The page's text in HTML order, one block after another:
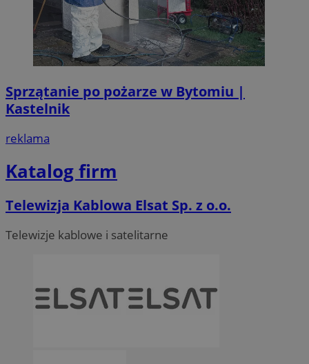
Sprzątanie po pożarze w Bytomiu |
Kastelnik
reklama
Katalog firm
Telewizja Kablowa Elsat Sp. z o.o.
Telewizje kablowe i satelitarne